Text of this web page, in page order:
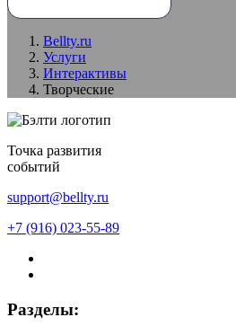
Bellty.ru
Услуги
Интерактивы
Творческие
Точка развития
событий
support@bellty.ru
+7 (916) 023-55-89
Разделы: